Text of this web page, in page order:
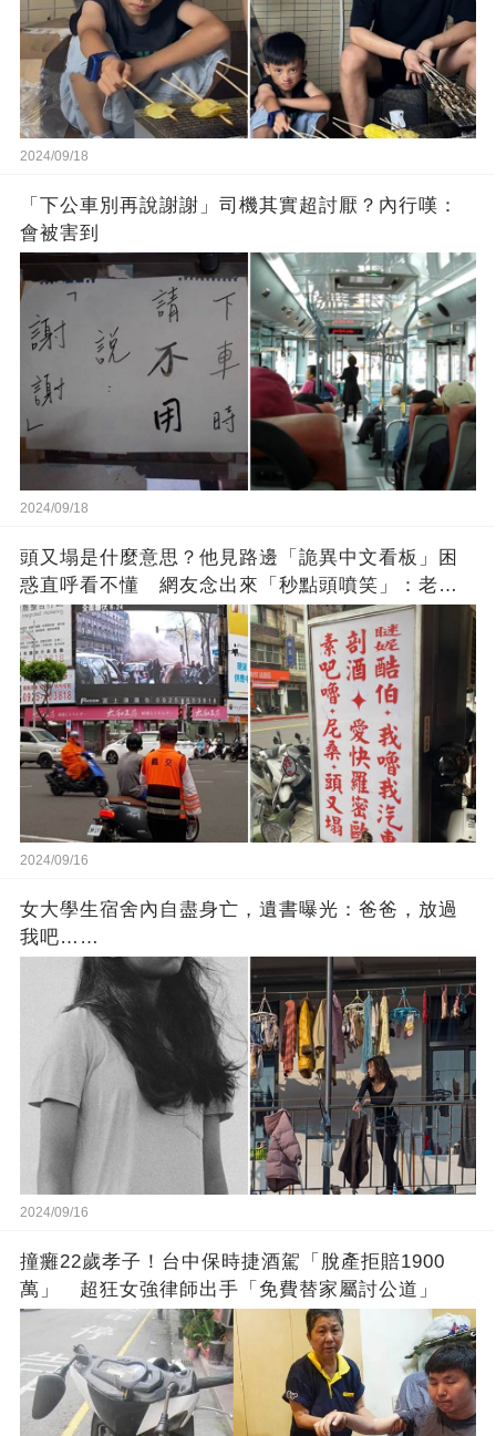
2024/09/18
「下公車別再說謝謝」司機其實超討厭？內行嘆：
會被害到
2024/09/18
頭又塌是什麼意思？他見路邊「詭異中文看板」困
惑直呼看不懂 網友念出來「秒點頭噴笑」：老一
輩的智慧
2024/09/16
女大學生宿舍內自盡身亡，遺書曝光：爸爸，放過
我吧……
2024/09/16
撞癱22歲孝子！台中保時捷酒駕「脫產拒賠1900
萬」 超狂女強律師出手「免費替家屬討公道」